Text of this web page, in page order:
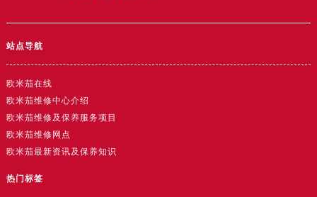
站点导航
欧米茄在线
欧米茄维修中心介绍
欧米茄维修及保养服务项目
欧米茄维修网点
欧米茄最新资讯及保养知识
热门标签